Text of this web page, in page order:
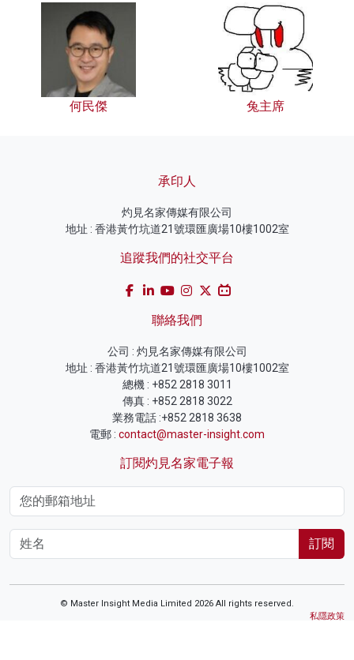
何民傑 兔主席
承印人
灼見名家傳媒有限公司
地址 : 香港黃竹坑道21號環匯廣場10樓1002室
追蹤我們的社交平台
聯絡我們
公司 : 灼見名家傳媒有限公司
地址 : 香港黃竹坑道21號環匯廣場10樓1002室
總機 : +852 2818 3011
傳真 : +852 2818 3022
業務電話 :+852 2818 3638
電郵 : contact@master-insight.com
訂閱灼見名家電子報
訂閱
© Master Insight Media Limited 2026 All rights reserved.
私隱政策